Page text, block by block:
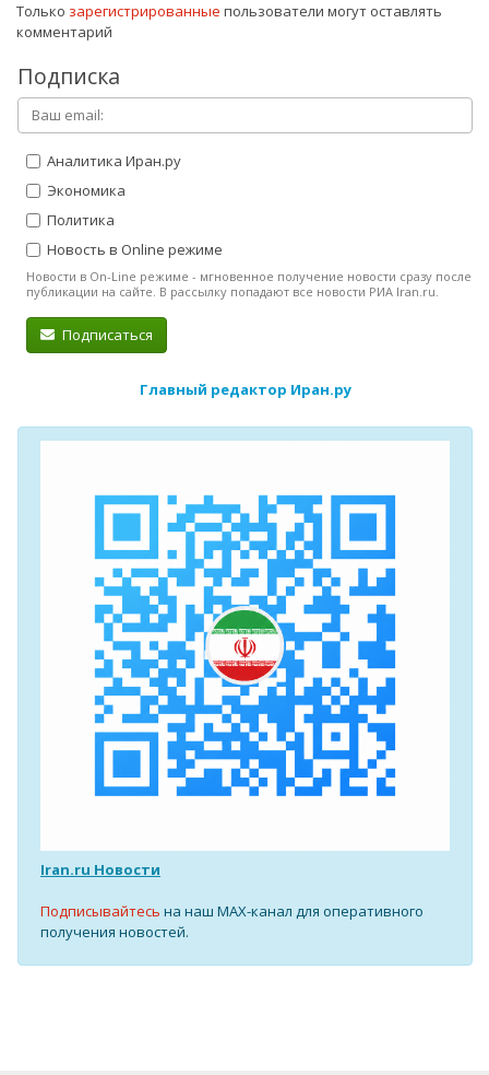
Только зарегистрированные пользователи могут оставлять
комментарий
Подписка
Аналитика Иран.ру
Экономика
Политика
Новость в Online режиме
Новости в On-Line режиме - мгновенное получение новости сразу после
публикации на сайте. В рассылку попадают все новости РИА Iran.ru.
Подписаться
Главный редактор Иран.ру
Iran.ru Новости
Подписывайтесь на наш MAX-канал для оперативного
получения новостей.